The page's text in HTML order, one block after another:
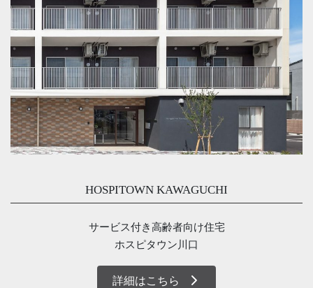
HOSPITOWN KAWAGUCHI
サービス付き高齢者向け住宅
ホスピタウン川口
詳細はこちら